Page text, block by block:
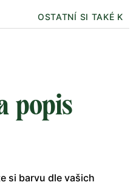
OSTATNÍ SI TAKÉ
popis
si barvu dle vašich